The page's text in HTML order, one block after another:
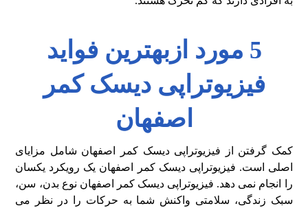
5 مورد ازبهترین فواید
فیزیوتراپی دیسک کمر
اصفهان
کمک گرفتن از فیزیوتراپی دیسک کمر اصفهان شامل مزایای
اصلی است. فیزیوتراپی دیسک کمر اصفهان یک رویکرد یکسان
را انجام نمی دهد. فیزیوتراپی دیسک کمر اصفهان نوع بدن، سن،
سبک زندگی، سلامتی واکنش شما به حرکات را در نظر می